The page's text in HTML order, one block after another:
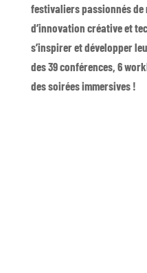
festivaliers passionnés de
d’innovation créative et
s’inspirer et développer
des 39 conférences, 6
des soirées immersives !